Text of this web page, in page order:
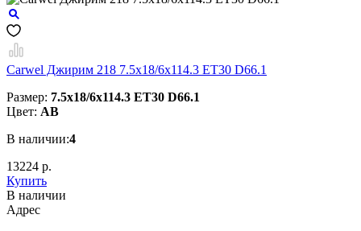
Carwel Джирим 218 7.5x18/6x114.3 ET30 D66.1
Размер: 7.5x18/6x114.3 ET30 D66.1
Цвет: AB
В наличии:4
13224 р.
Купить
В наличии
Aдрес